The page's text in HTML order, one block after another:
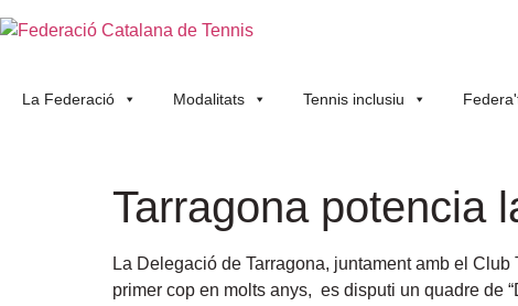
La Federació Modalitats Tennis inclusiu
Tarragona potencia
La Delegació de Tarragona, juntament amb el
primer cop en molts anys, es disputi un quadre de